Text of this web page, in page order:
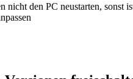
nicht den PC neustarten, sonst